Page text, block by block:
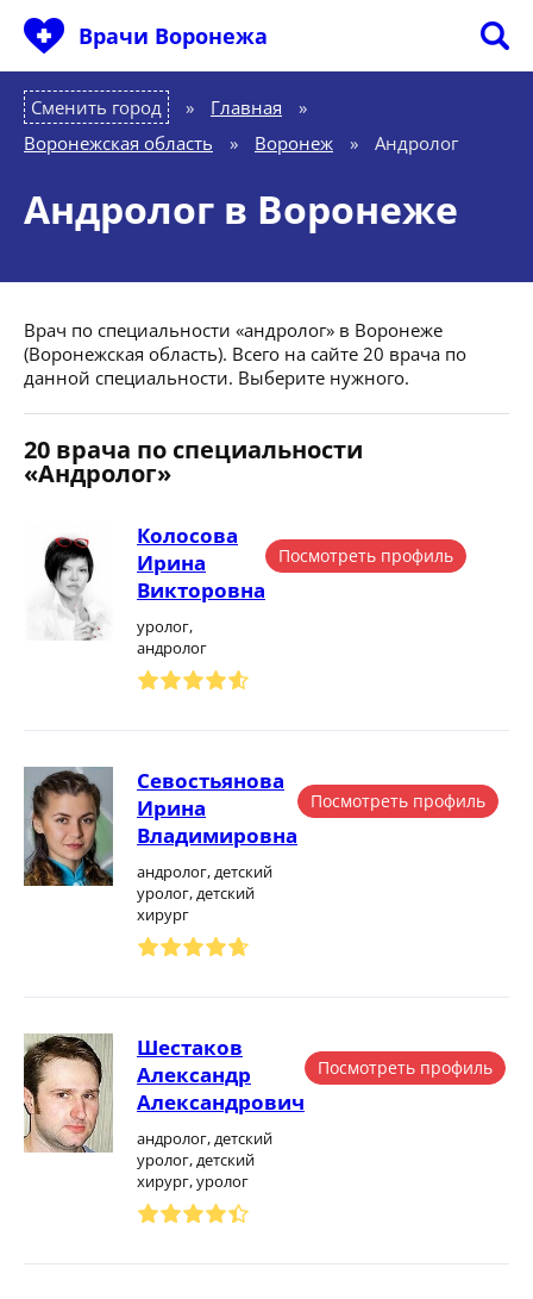
Врачи Воронежа
Сменить город Главная
»
Воронежская область
» Воронеж » Андролог
Андролог в Воронеже
Врач по специальности «андролог» в Воронеже
(Воронежская область). Всего на сайте 20 врача по
данной специальности. Выберите нужного.
20 врача по специальности
«Андролог»
Колосова
Ирина
Викторовна
уролог,
андролог
Посмотреть профиль
Севостьянова
Ирина
Владимировна
андролог, детский
уролог, детский
хирург
Посмотреть профиль
Шестаков
Александр
Александрович
андролог, детский
уролог, детский
хирург, уролог
Посмотреть профиль